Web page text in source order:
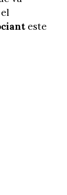
este